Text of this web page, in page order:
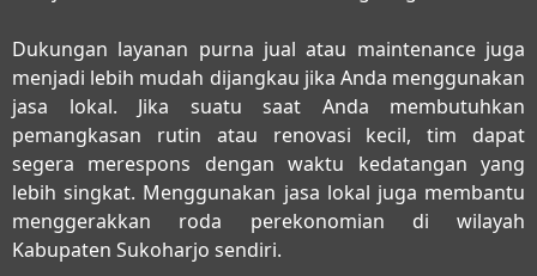
Dukungan layanan purna jual atau maintenance juga
menjadi lebih mudah dijangkau jika Anda menggunakan
jasa lokal. Jika suatu saat Anda membutuhkan
pemangkasan rutin atau renovasi kecil, tim dapat
segera merespons dengan waktu kedatangan yang
lebih singkat. Menggunakan jasa lokal juga membantu
menggerakkan roda perekonomian di wilayah
Kabupaten Sukoharjo sendiri.